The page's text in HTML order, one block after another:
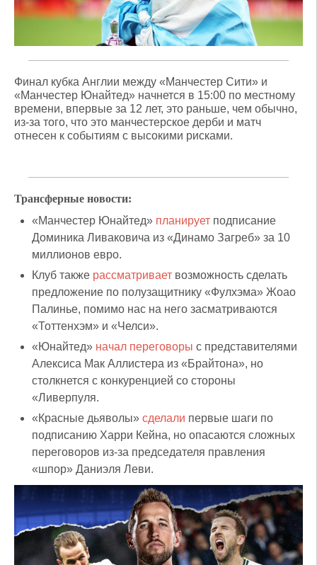
Финал кубка Англии между «Манчестер Сити» и
«Манчестер Юнайтед» начнется в 15:00 по местному
времени, впервые за 12 лет, это раньше, чем обычно,
из-за того, что это манчестерское дерби и матч
отнесен к событиям с высокими рисками.
Трансферные новости:
«Манчестер Юнайтед» планирует подписание
Доминика Ливаковича из «Динамо Загреб» за 10
миллионов евро.
Клуб также рассматривает возможность сделать
предложение по полузащитнику «Фулхэма» Жоао
Палинье, помимо нас на него засматриваются
«Тоттенхэм» и «Челси».
«Юнайтед» начал переговоры с представителями
Алексиса Мак Аллистера из «Брайтона», но
столкнется с конкуренцией со стороны
«Ливерпуля.
«Красные дьяволы» сделали первые шаги по
подписанию Харри Кейна, но опасаются сложных
переговоров из-за председателя правления
«шпор» Даниэля Леви.